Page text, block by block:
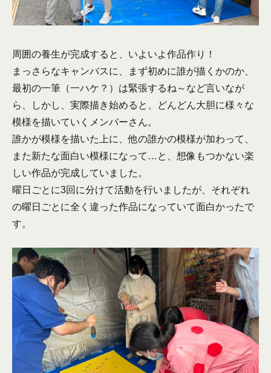
周囲の養生が完成すると、いよいよ作品作り！
まっさらなキャンバスに、まず初めに誰が描くかのか、
最初の一筆（一ハケ？）は緊張するね～など言いなが
ら、しかし、実際描き始めると、どんどん大胆に様々な
模様を描いていくメンバーさん。
誰かが模様を描いた上に、他の誰かの模様が加わって、
また新たな面白い模様になって…と、想像もつかない楽
しい作品が完成していました。
曜日ごとに3回に分けて活動を行いましたが、それぞれ
の曜日ごとに全く違った作品になっていて面白かったで
す。